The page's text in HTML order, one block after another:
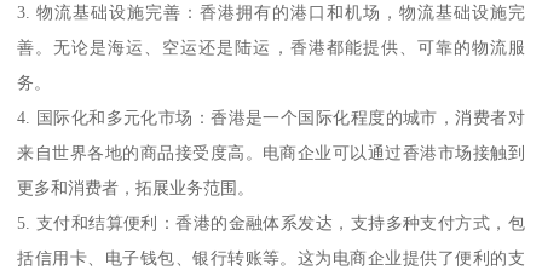
3. 物流基础设施完善：香港拥有的港口和机场，物流基础设施完
善。无论是海运、空运还是陆运，香港都能提供、可靠的物流服
务。
4. 国际化和多元化市场：香港是一个国际化程度的城市，消费者对
来自世界各地的商品接受度高。电商企业可以通过香港市场接触到
更多和消费者，拓展业务范围。
5. 支付和结算便利：香港的金融体系发达，支持多种支付方式，包
括信用卡、电子钱包、银行转账等。这为电商企业提供了便利的支